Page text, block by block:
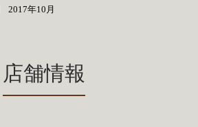
2017年10月
店舗情報